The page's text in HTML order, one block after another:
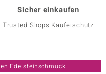
Sicher einkaufen
Trusted Shops Käuferschutz
Edelsteinschmuck.